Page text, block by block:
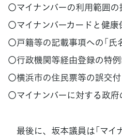
〇マイナンバーの利用範囲の
〇マイナンバーカードと健
〇戸籍等の記載事項への「氏
〇行政機関等経由登録の特
〇横浜市の住民票等の誤交
〇マイナンバーに対する政
最後に、坂本議員は「マイ